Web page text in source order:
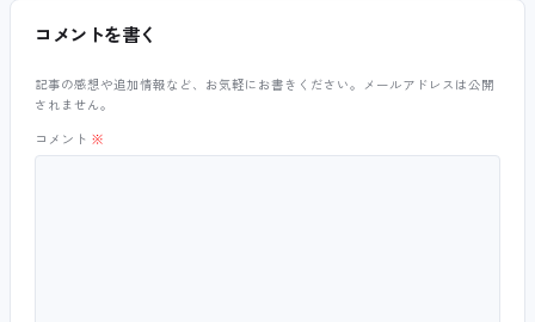
コメントを書く
記事の感想や追加情報など、お気軽にお書きください。メールアドレスは公開
されません。
コメント ※